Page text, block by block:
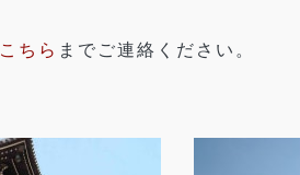
こちら までご連絡ください。